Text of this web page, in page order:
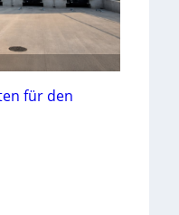
für den